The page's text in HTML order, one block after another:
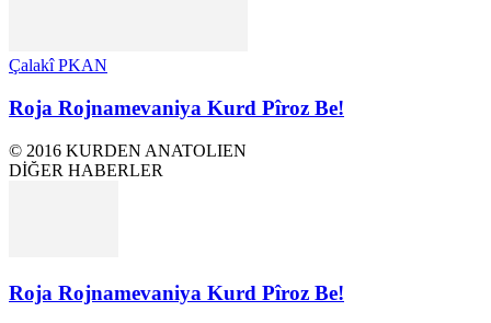
Çalakî PKAN
Roja Rojnamevaniya Kurd Pîroz Be!
© 2016 KURDEN ANATOLIEN
DİĞER HABERLER
Roja Rojnamevaniya Kurd Pîroz Be!